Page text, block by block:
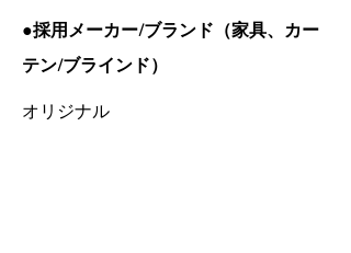
●採用メーカー/ブランド（家具、カー
テン/ブラインド）
オリジナル